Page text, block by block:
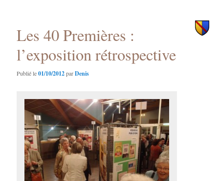
Les 40 Premières :
l’exposition rétrospective
Publié le01/10/2012parDenis